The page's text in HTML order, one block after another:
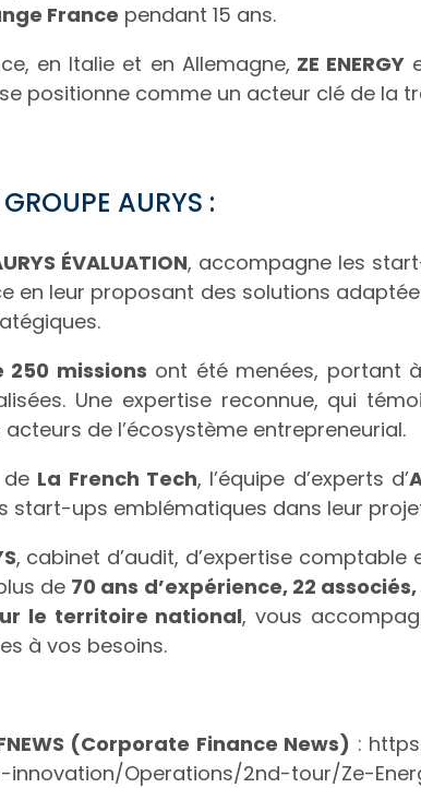
France pendant 15 ans.
en Italie et en Allemagne, ZE ENERGY
positionne comme un acteur clé de la
AURYS :
ÉVALUATION, accompagne les
en leur proposant des solutions
250 missions ont été menées, portant
Une expertise reconnue, qui
de l’écosystème entrepreneurial.
La French Tech, l’équipe d’experts d’
start-ups emblématiques dans leur
, cabinet d’audit, d’expertise comptable
de 70 ans d’expérience, 22
le territoire national, vous
à vos besoins.
(Corporate Finance News) :
Operations/2nd-tour/Ze-